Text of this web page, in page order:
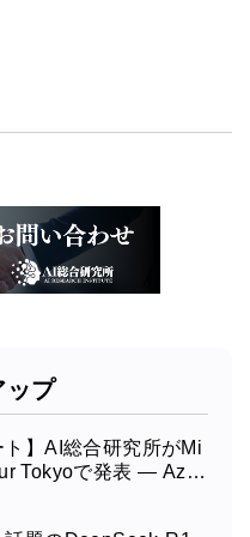
ップ
ト】AI総合研究所がMi
Tokyoで発表 ― Azur
× TeamsによるAI